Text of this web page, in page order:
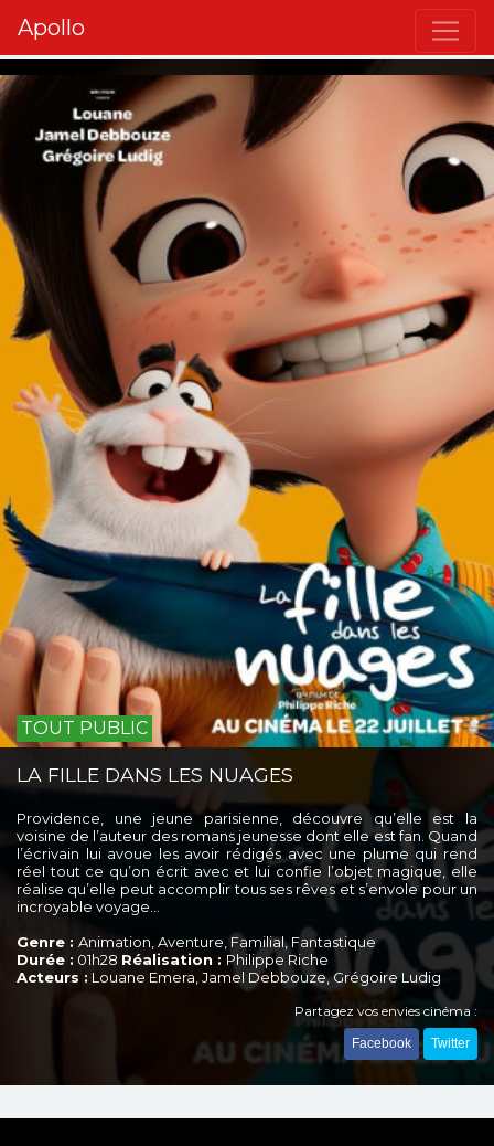
Apollo
TOUT PUBLIC
LA FILLE DANS LES NUAGES
Providence, une jeune parisienne, découvre qu’elle est la
voisine de l’auteur des romans jeunesse dont elle est fan. Quand
l’écrivain lui avoue les avoir rédigés avec une plume qui rend
réel tout ce qu’on écrit avec et lui confie l’objet magique, elle
réalise qu’elle peut accomplir tous ses rêves et s’envole pour un
incroyable voyage...
Genre : Animation, Aventure, Familial, Fantastique
Durée : 01h28 Réalisation : Philippe Riche
Acteurs : Louane Emera, Jamel Debbouze, Grégoire Ludig
Partagez vos envies cinéma :
Facebook Twitter